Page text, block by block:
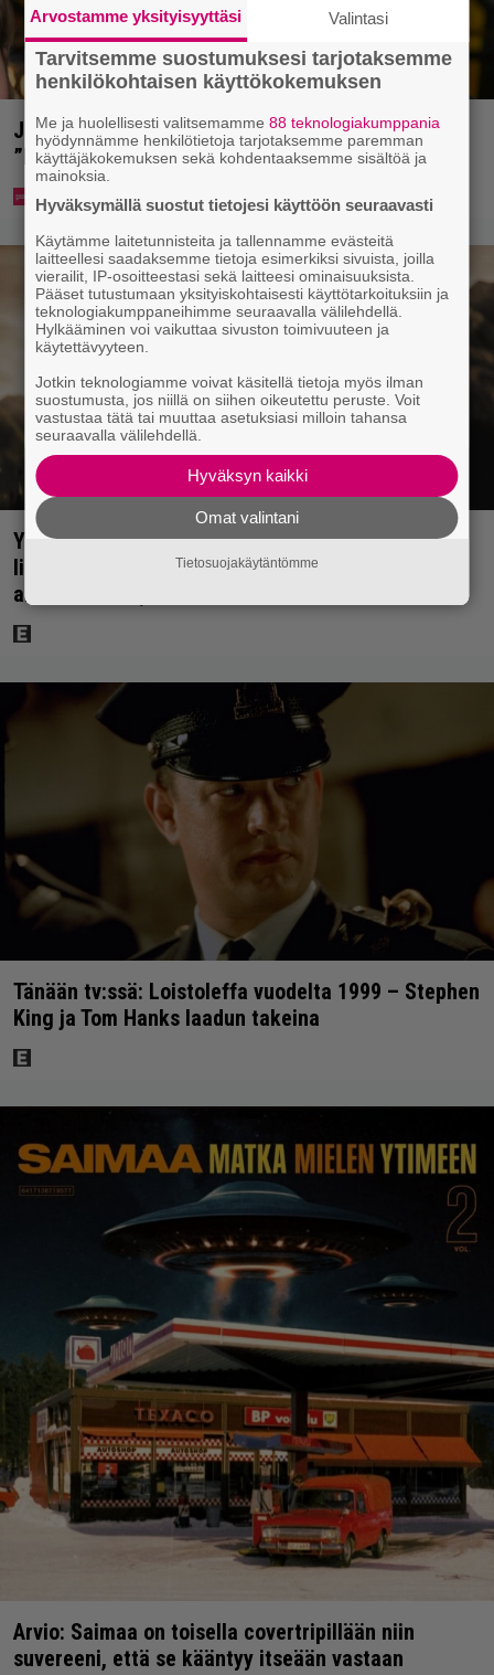
Jani Sievinen kokosi lapsikatraansa yhteen –
”Minun suurin perintöni heille”
Yöllä tv:ssä: Sotaelokuvan näyttelijät kasvattivat
lihakset nopeasti erikoisella kikalla – IMDb-
arvosana on 7,6
Tänään tv:ssä: Loistoleffa vuodelta 1999 – Stephen
King ja Tom Hanks laadun takeina
Arvio: Saimaa on toisella covertripillään niin
suvereeni, että se kääntyy itseään vastaan
Arvostamme yksityisyyttäsi Valintasi
Tarvitsemme suostumuksesi tarjotaksemme
henkilökohtaisen käyttökokemuksen
Me ja huolellisesti valitsemamme88 teknologiakumppania
hyödynnämme henkilötietoja tarjotaksemme paremman
käyttäjäkokemuksen sekä kohdentaaksemme sisältöä ja
mainoksia.
Hyväksymällä suostut tietojesi käyttöön seuraavasti
Käytämme laitetunnisteita ja tallennamme evästeitä
laitteellesi saadaksemme tietoja esimerkiksi sivuista, joilla
vierailit, IP-osoitteestasi sekä laitteesi ominaisuuksista.
Pääset tutustumaan yksityiskohtaisesti käyttötarkoituksiin ja
teknologiakumppaneihimme seuraavalla välilehdellä.
Hylkääminen voi vaikuttaa sivuston toimivuuteen ja
käytettävyyteen.
Jotkin teknologiamme voivat käsitellä tietoja myös ilman
suostumusta, jos niillä on siihen oikeutettu peruste. Voit
vastustaa tätä tai muuttaa asetuksiasi milloin tahansa
seuraavalla välilehdellä.
Hyväksyn kaikki
Omat valintani
Tietosuojakäytäntömme